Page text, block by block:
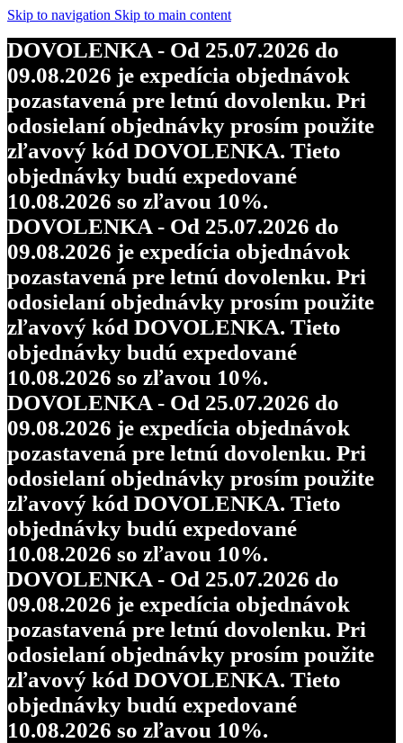
Skip to navigation Skip to main content
10.08.2026 so zľavou 10%.
DOVOLENKA - Od 25.07.2026 do
09.08.2026 je expedícia objednávok
pozastavená pre letnú dovolenku. Pri
odosielaní objednávky prosím použite
zľavový kód DOVOLENKA. Tieto
objednávky budú expedované
10.08.2026 so zľavou 10%.
DOVOLENKA - Od 25.07.2026 do
09.08.2026 je expedícia objednávok
pozastavená pre letnú dovolenku. Pri
odosielaní objednávky prosím použite
zľavový kód DOVOLENKA. Tieto
objednávky budú expedované
10.08.2026 so zľavou 10%.
DOVOLENKA - Od 25.07.2026 do
09.08.2026 je expedícia objednávok
pozastavená pre letnú dovolenku. Pri
odosielaní objednávky prosím použite
zľavový kód DOVOLENKA. Tieto
objednávky budú expedované
10.08.2026 so zľavou 10%.
DOVOLENKA - Od 25.07.2026 do
09.08.2026 je expedícia objednávok
pozastavená pre letnú dovolenku. Pri
odosielaní objednávky prosím použite
zľavový kód DOVOLENKA. Tieto
objednávky budú expedované
10.08.2026 so zľavou 10%.
DOVOLENKA - Od 25.07.2026 do
09.08.2026 je expedícia objednávok
pozastavená pre letnú dovolenku. Pri
odosielaní objednávky prosím použite
zľavový kód DOVOLENKA. Tieto
objednávky budú expedované
10.08.2026 so zľavou 10%.
DOVOLENKA - Od 25.07.2026 do
09.08.2026 je expedícia objednávok
pozastavená pre letnú dovolenku. Pri
odosielaní objednávky prosím použite
zľavový kód DOVOLENKA. Tieto
objednávky budú expedované
10.08.2026 so zľavou 10%.